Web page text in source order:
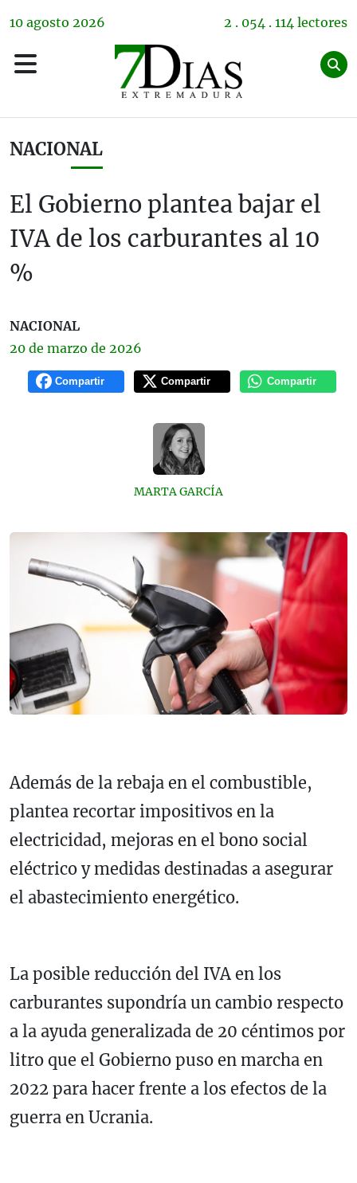
10 agosto 2026 2 . 054 . 114 lectores
NACIONAL
El Gobierno plantea bajar el
IVA de los carburantes al 10
%
NACIONAL
20 de marzo de 2026
Compartir Compartir Compartir
MARTA GARCÍA
Además de la rebaja en el combustible,
plantea recortar impositivos en la
electricidad, mejoras en el bono social
eléctrico y medidas destinadas a asegurar
el abastecimiento energético.
La posible reducción del IVA en los
carburantes supondría un cambio respecto
a la ayuda generalizada de 20 céntimos por
litro que el Gobierno puso en marcha en
2022 para hacer frente a los efectos de la
guerra en Ucrania.